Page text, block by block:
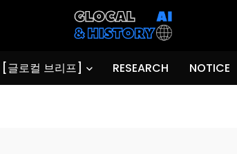
[글로컬 브리프] RESEARCH NOTICE